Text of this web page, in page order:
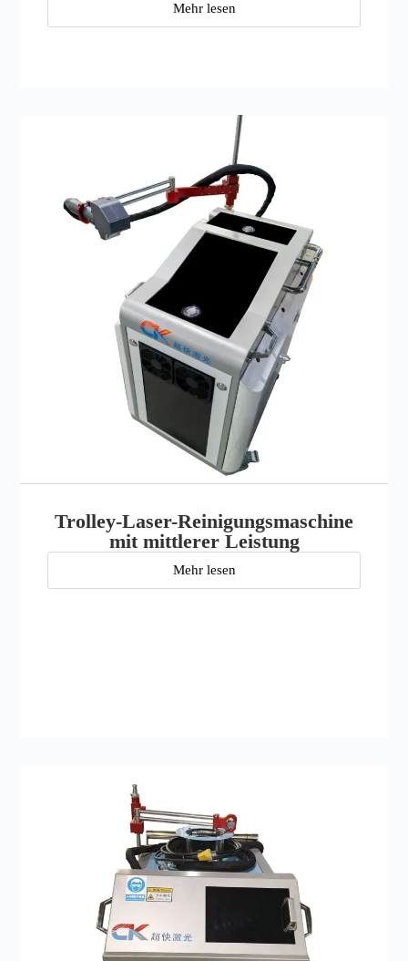
Mehr lesen
Trolley-Laser-Reinigungsmaschine
mit mittlerer Leistung
Mehr lesen